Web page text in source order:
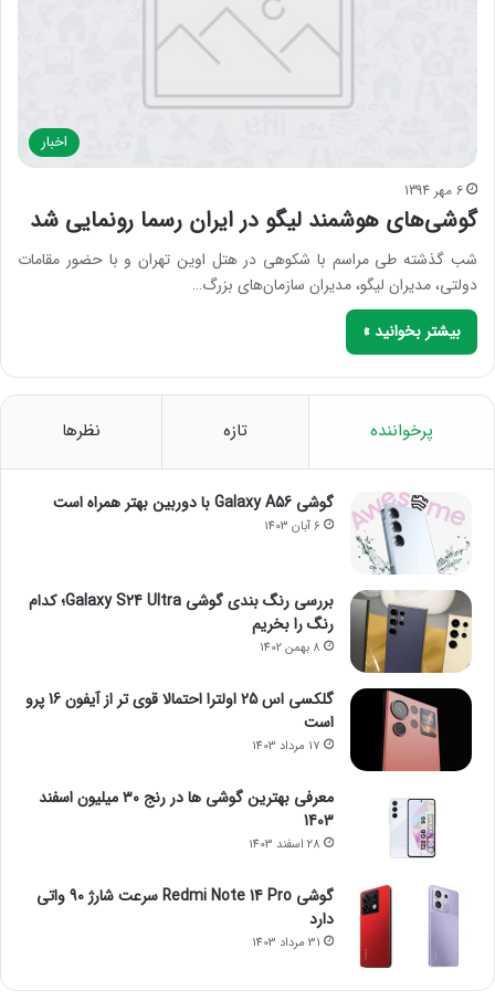
اخبار
6 مهر 1394
گوشی‌های هوشمند لیگو در ایران رسما رونمایی شد
شب گذشته طی مراسم با شکوهی در هتل اوین تهران و با حضور مقامات
دولتی، مدیران لیگو، مدیران سازمان‌های بزرگ…
بیشتر بخوانید »
پرخواننده تازه نظرها
گوشی Galaxy A56 با دوربین بهتر همراه است
6 آبان 1403
بررسی رنگ بندی گوشی Galaxy S24 Ultra؛ کدام
رنگ را بخریم
8 بهمن 1402
گلکسی اس 25 اولترا احتمالا قوی تر از آیفون 16 پرو
است
17 مرداد 1403
معرفی بهترین گوشی ها در رنج ۳۰ میلیون اسفند
1403
28 اسفند 1403
گوشی Redmi Note 14 Pro سرعت شارژ 90 واتی
دارد
31 مرداد 1403